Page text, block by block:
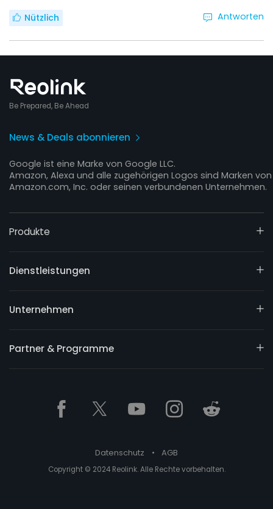
Nützlich Antworten
Be Prepared, Be Ahead
News & Deals abonnieren
Google ist eine Marke von Google LLC.
Amazon, Alexa und alle zugehörigen Logos sind Marken von
Amazon.com, Inc. oder seinen verbundenen Unternehmen.
Produkte
Dienstleistungen
Unternehmen
Partner & Programme
Datenschutz • AGB
Copyright © 2024 Reolink. Alle Rechte vorbehalten.